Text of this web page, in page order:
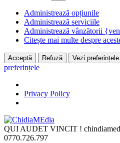
Administrează opțiunile
Administrează serviciile
Administrează vânzătorii
Citește mai multe despre
Acceptă Refuză Vezi preferințele
preferințele
Privacy Policy
Skip
to
content
QUI AUDET VINCIT !
0770.726.797